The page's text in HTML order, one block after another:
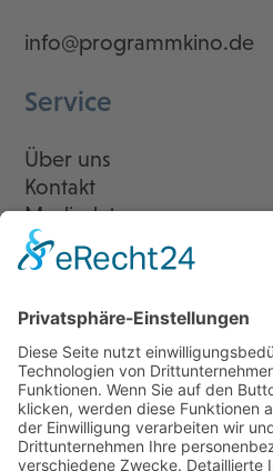
info@programmkino.de
Service
Über uns
Kontakt
Mediadaten
Newsletter
LogIn
Legal
Impressum
Datenschutzerklärung
Cookie-Einstellungen